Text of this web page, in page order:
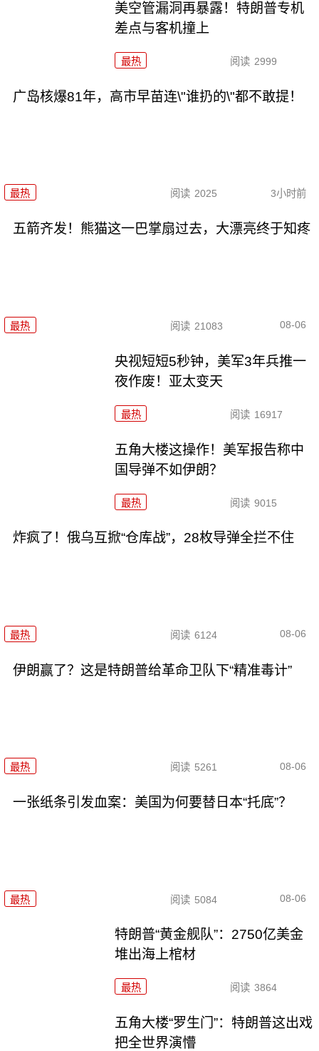
美空管漏洞再暴露！特朗普专机
差点与客机撞上
最热 阅读 2999
广岛核爆81年，高市早苗连\"谁扔的\"都不敢提！
最热 阅读 2025 3小时前
五箭齐发！熊猫这一巴掌扇过去，大漂亮终于知疼
最热 阅读 21083 08-06
央视短短5秒钟，美军3年兵推一
夜作废！亚太变天
最热 阅读 16917
五角大楼这操作！美军报告称中
国导弹不如伊朗？
最热 阅读 9015
炸疯了！俄乌互掀“仓库战”，28枚导弹全拦不住
最热 阅读 6124 08-06
伊朗赢了？这是特朗普给革命卫队下“精准毒计”
最热 阅读 5261 08-06
一张纸条引发血案：美国为何要替日本“托底”？
最热 阅读 5084 08-06
特朗普“黄金舰队”：2750亿美金
堆出海上棺材
最热 阅读 3864
五角大楼“罗生门”：特朗普这出戏
把全世界演懵